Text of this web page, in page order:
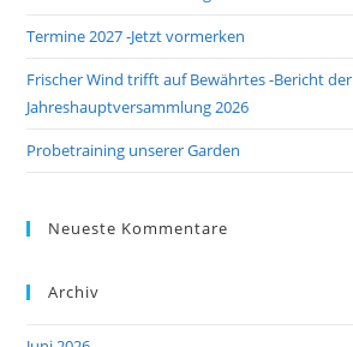
Termine 2027 -Jetzt vormerken
Frischer Wind trifft auf Bewährtes -Bericht der
Jahreshauptversammlung 2026
Probetraining unserer Garden
Neueste Kommentare
Archiv